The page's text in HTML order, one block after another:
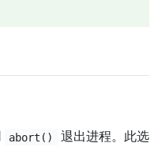
abort()
退出进程。此选